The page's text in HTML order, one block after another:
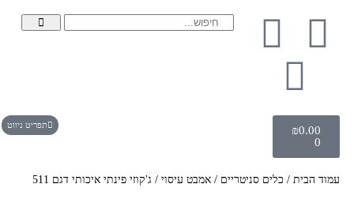
₪0.00
תפריט ניווט
עמוד הבית/ כלים סניטריים/ אמבט עיסוי/ ג'קוזי פינתי איכותי דגם 511